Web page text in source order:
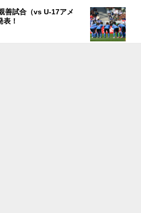
善試合（vs U-17アメ
表！